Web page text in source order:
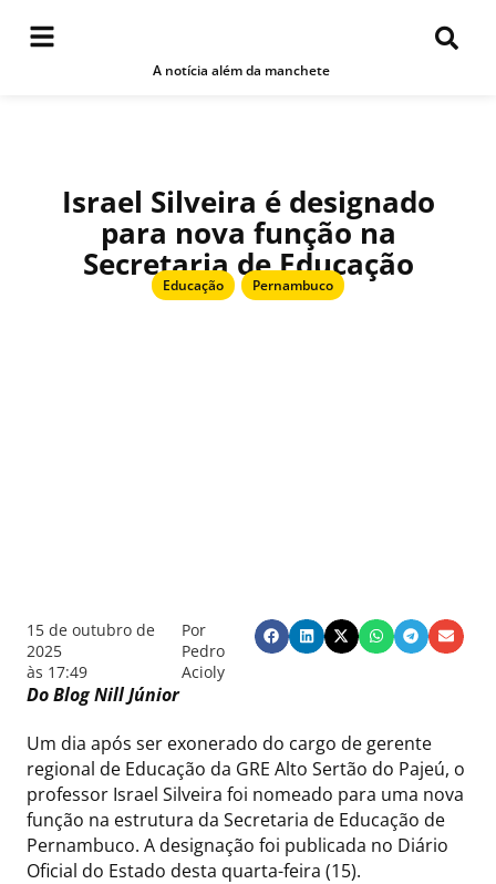
A notícia além da manchete
Israel Silveira é designado
para nova função na
Secretaria de Educação
Educação Pernambuco
15 de outubro de
2025
às 17:49
Por
Pedro
Acioly
Do Blog Nill Júnior
Um dia após ser exonerado do cargo de gerente
regional de Educação da GRE Alto Sertão do Pajeú, o
professor Israel Silveira foi nomeado para uma nova
função na estrutura da Secretaria de Educação de
Pernambuco. A designação foi publicada no Diário
Oficial do Estado desta quarta-feira (15).